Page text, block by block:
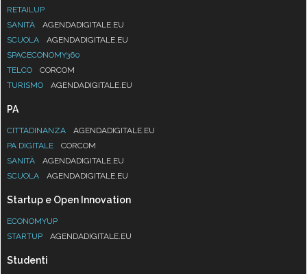
RETAILUP
SANITÀ
AGENDADIGITALE.EU
SCUOLA
AGENDADIGITALE.EU
SPACECONOMY360
TELCO
CORCOM
TURISMO
AGENDADIGITALE.EU
PA
CITTADINANZA
AGENDADIGITALE.EU
PA DIGITALE
CORCOM
SANITÀ
AGENDADIGITALE.EU
SCUOLA
AGENDADIGITALE.EU
Startup e Open Innovation
ECONOMYUP
STARTUP
AGENDADIGITALE.EU
Studenti